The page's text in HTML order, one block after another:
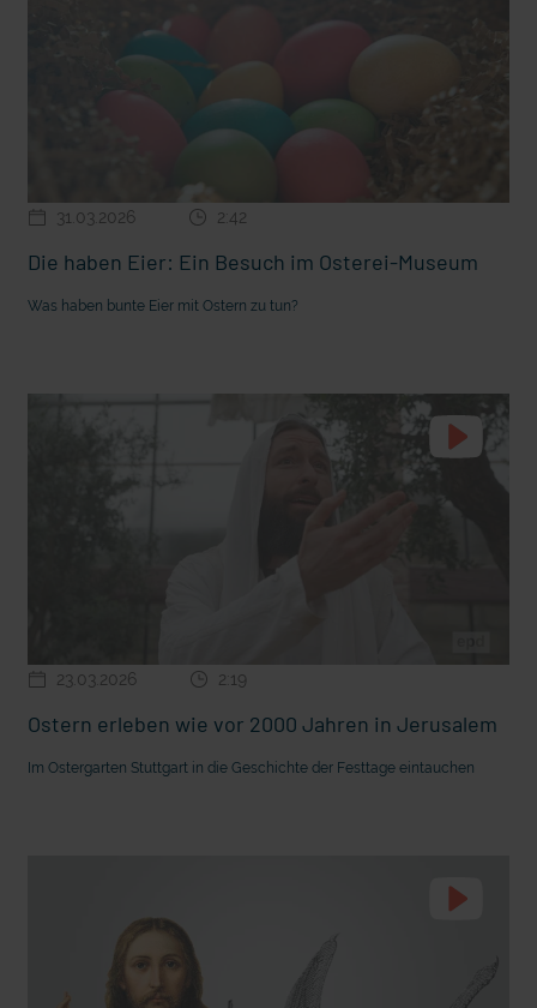
deutsche Sprache? Vorhang auf für Kinderzirkus Giovanni
31.03.2026 2:42
Die haben Eier: Ein Besuch im Osterei-Museum
Was haben bunte Eier mit Ostern zu tun?
23.03.2026 2:19
Ostern erleben wie vor 2000 Jahren in Jerusalem
Im Ostergarten Stuttgart in die Geschichte der Festtage eintauchen